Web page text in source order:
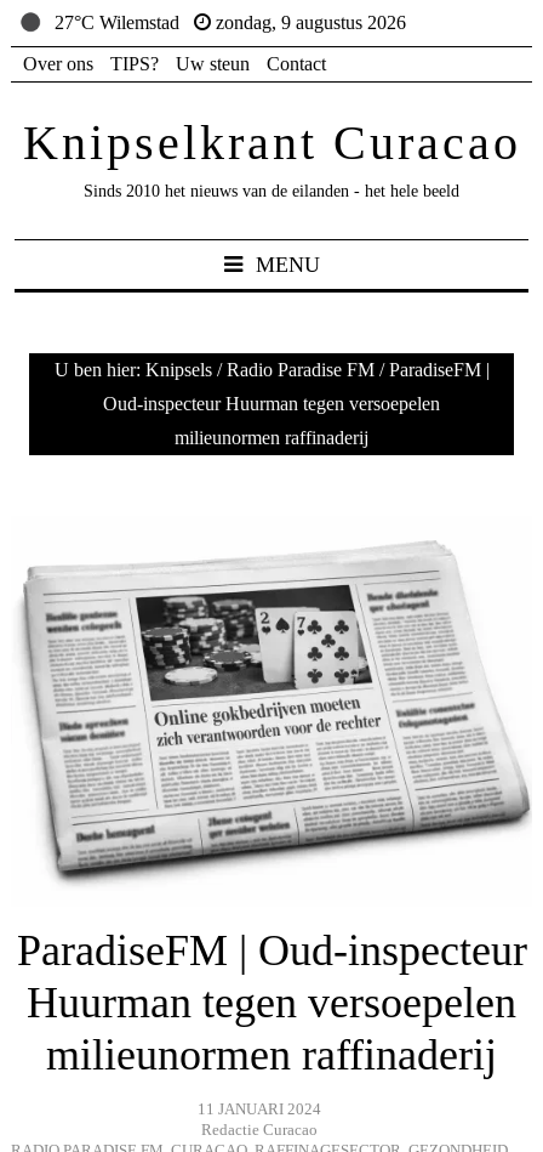
27°C Wilemstad
zondag, 9 augustus 2026
Over ons
TIPS? Uw steun Contact
Knipselkrant Curacao
Sinds 2010 het nieuws van de eilanden - het hele beeld
MENU
U ben hier: Knipsels / Radio Paradise FM / ParadiseFM |
Oud-inspecteur Huurman tegen versoepelen
milieunormen raffinaderij
ParadiseFM | Oud-inspecteur
Huurman tegen versoepelen
milieunormen raffinaderij
11 JANUARI 2024
Redactie Curacao